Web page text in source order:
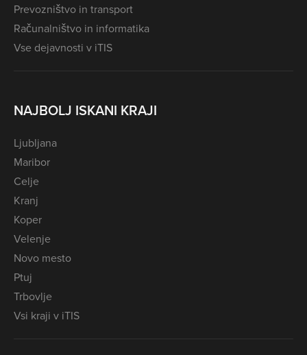
Prevozništvo in transport
Računalništvo in informatika
Vse dejavnosti v iTIS
NAJBOLJ ISKANI KRAJI
Ljubljana
Maribor
Celje
Kranj
Koper
Velenje
Novo mesto
Ptuj
Trbovlje
Vsi kraji v iTIS